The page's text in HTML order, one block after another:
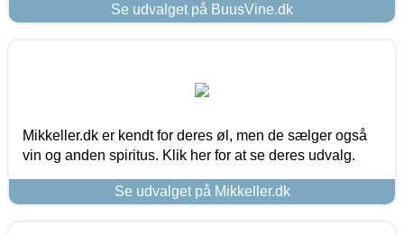
Se udvalget på BuusVine.dk
Mikkeller.dk er kendt for deres øl, men de sælger også
vin og anden spiritus. Klik her for at se deres udvalg.
Se udvalget på Mikkeller.dk